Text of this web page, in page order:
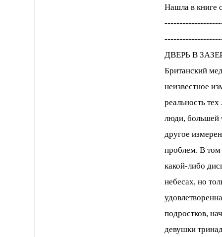
Нашла в книге
ДВЕРЬ В
Британский
неизвестное
реальность
люди, большей
другое
проблем. В том
какой-либо
небесах, но
подростков,
девушки